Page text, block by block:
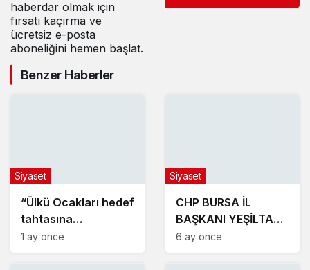
haberdar olmak için
fırsatı kaçırma ve
ücretsiz e-posta
aboneliğini hemen başlat.
Benzer Haberler
“Ülkü Ocakları hedef
tahtasına
oturtulmak
Siyaset
1 ay önce
CHP BURSA İL
BAŞKANI YEŞİLTAŞ,
YENİŞEHİR’DE
Siyaset
6 ay önce